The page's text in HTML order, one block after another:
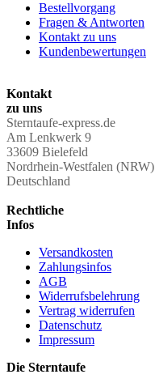
Bestellvorgang
Fragen & Antworten
Kontakt zu uns
Kundenbewertungen
Kontakt
zu uns
Sterntaufe-express.de
Am Lenkwerk 9
33609 Bielefeld
Nordrhein-Westfalen (NRW)
Deutschland
Rechtliche
Infos
Versandkosten
Zahlungsinfos
AGB
Widerrufsbelehrung
Vertrag widerrufen
Datenschutz
Impressum
Die Sterntaufe